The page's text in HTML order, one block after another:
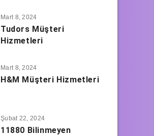
Mart 8, 2024
Tudors Müşteri
Hizmetleri
Mart 8, 2024
H&M Müşteri Hizmetleri
Şubat 22, 2024
11880 Bilinmeyen